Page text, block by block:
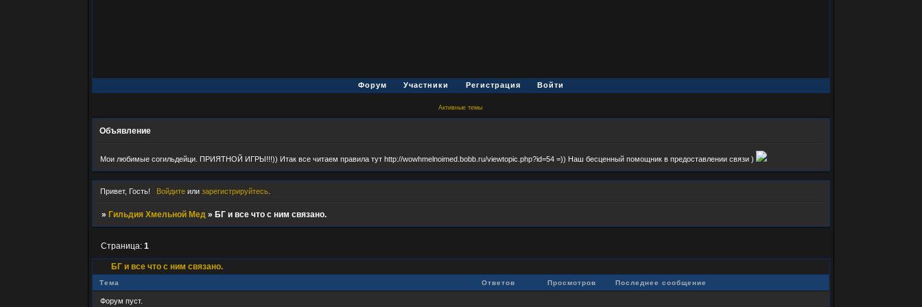
Форум Участники Регистрация Войти
Активные темы
Объявление
Мои любимые согильдейци. ПРИЯТНОЙ ИГРЫ!!!)) Итак все читаем правила тут http://wowhmelnoimed.bobb.ru/viewtopic.php?id=54 =)) Наш бесценный помощник в предоставлении связи )
Привет, Гость! Войдитеили зарегистрируйтесь.
» Гильдия Хмельной Мед » БГ и все что с ним связано.
БГ и все что с ним связано.
Страница: 1
Тема Ответов Просмотров Последнее сообщение
Форум пуст.